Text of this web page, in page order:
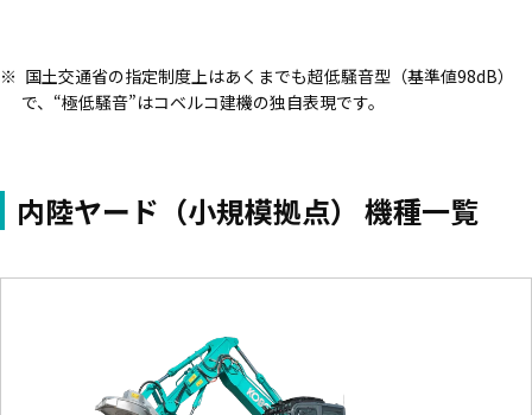
国土交通省の指定制度上はあくまでも超低騒音型（基準値98dB）
で、“極低騒音”はコベルコ建機の独自表現です。
内陸ヤード（小規模拠点） 機種一覧